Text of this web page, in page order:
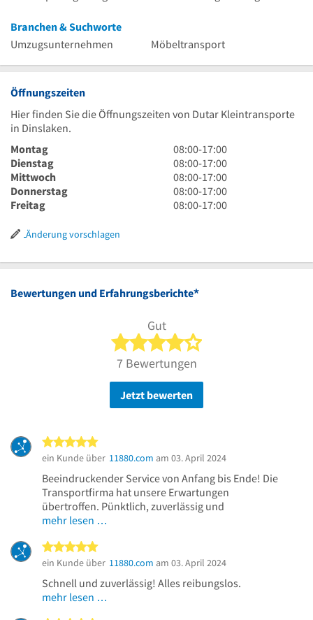
Branchen & Suchworte
Umzugsunternehmen
Möbeltransport
Öffnungszeiten
Hier finden Sie die Öffnungszeiten von Dutar Kleintransporte
in Dinslaken.
Montag
8
Uhr
bis
17
Uhr
08:00-17:00
Dienstag
8
Uhr
bis
17
08:00-17:00
Mittwoch
8
Uhr
bis
08:00-17:00
Donnerstag
8
Uhr
08:00-17:00
Freitag
8
Uhr
08:00-17:00
Änderung vorschlagen
Bewertungen und Erfahrungsberichte*
Gut
4 von 5 Sternen
7 Bewertungen
Jetzt bewerten
ein Kunde über 11880.com am 03. April 2024
Beeindruckender Service von Anfang bis Ende! Die
Transportfirma hat unsere Erwartungen
übertroffen. Pünktlich, zuverlässig und
mehr lesen …
ein Kunde über 11880.com am 03. April 2024
Schnell und zuverlässig! Alles reibungslos.
mehr lesen …